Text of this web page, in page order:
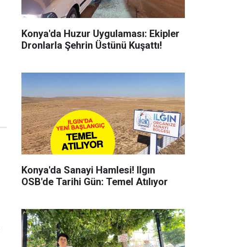
Konya'da Huzur Uygulaması: Ekipler
Dronlarla Şehrin Üstünü Kuşattı!
Konya'da Sanayi Hamlesi! Ilgın
OSB'de Tarihi Gün: Temel Atılıyor